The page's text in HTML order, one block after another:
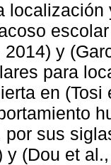
2014) y
para
en
por sus
y (Dou et